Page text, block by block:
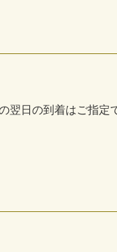
翌日の到着はご指定